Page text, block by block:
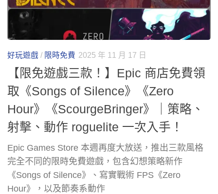
好玩遊戲 / 限時免費 2025 年 11 月 17 日
【限免遊戲三款！】Epic 商店免費領
取《Songs of Silence》《Zero
Hour》《ScourgeBringer》｜策略、
射擊、動作 roguelite 一次入手！
Epic Games Store 本週再度大放送，推出三款風格
完全不同的限時免費遊戲，包含幻想策略新作
《Songs of Silence》、寫實戰術 FPS《Zero
Hour》，以及節奏系動作